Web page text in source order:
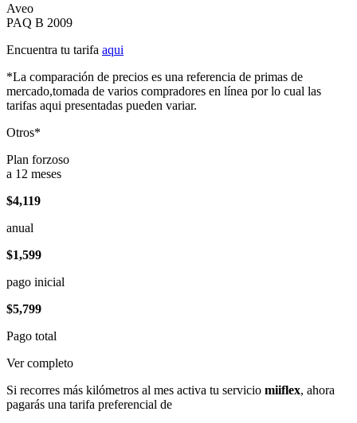
Aveo
PAQ B 2009
Encuentra tu tarifa aqui
*La comparación de precios es una referencia de primas de
mercado,tomada de varios compradores en línea por lo cual las
tarifas aqui presentadas pueden variar.
Otros*
Plan forzoso
a 12 meses
$4,119
anual
$1,599
pago inicial
$5,799
Pago total
Ver completo
Si recorres más kilómetros al mes activa tu servicio miiflex, ahora
pagarás una tarifa preferencial de